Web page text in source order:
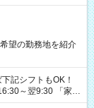
望の勤務地を紹介
翌9:30 「家族
準備がしたい」